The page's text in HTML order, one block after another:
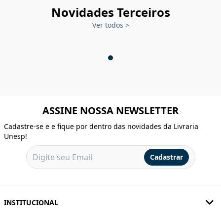
Novidades Terceiros
Ver todos >
ASSINE NOSSA NEWSLETTER
Cadastre-se e e fique por dentro das novidades da Livraria
Unesp!
Cadastrar
INSTITUCIONAL